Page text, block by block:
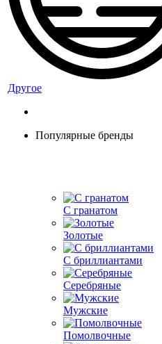
Другое
Популярные бренды
С гранатом
Золотые
С бриллиантами
Серебряные
Мужские
Помолвочные